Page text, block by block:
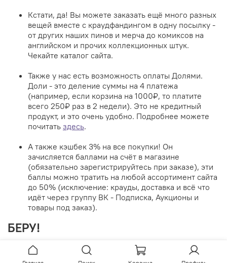
Кстати, да! Вы можете заказать ещё много разных
вещей вместе с краудфандингом в одну посылку -
от других наших пинов и мерча до комиксов на
английском и прочих коллекционных штук.
Чекайте каталог сайта.
Также у нас есть возможность оплаты Долями.
Доли - это деление суммы на 4 платежа
(например, если корзина на 1000₽, то платите
всего 250₽ раз в 2 недели). Это не кредитный
продукт, и это очень удобно. Подробнее можете
почитать здесь.
А также кэшбек 3% на все покупки! Он
зачисляется баллами на счёт в магазине
(обязательно зарегистрируйтесь при заказе), эти
баллы можно тратить на любой ассортимент сайта
до 50% (исключение: крауды, доставка и всё что
идёт через группу ВК - Подписка, Аукционы и
товары под заказ).
БЕРУ!
БЕРИ!!11
Возвращайся в самый верх странички и выбирай свой